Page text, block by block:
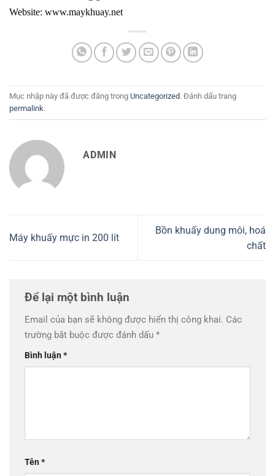
Website: www.maykhuay.net
Mục nhập này đã được đăng trong Uncategorized. Đánh dấu trang
permalink.
ADMIN
Máy khuấy mực in 200 lít
Bồn khuấy dung môi, hoá
chất
Để lại một bình luận
Email của bạn sẽ không được hiển thị công khai. Các
trường bắt buộc được đánh dấu *
Bình luận*
Tên*